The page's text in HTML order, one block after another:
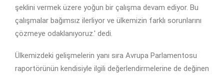
şeklini vermek üzere yoğun bir çalışma devam ediyor. Bu
çalışmalar bağımsız ilerliyor ve ülkemizin farklı sorunlarını
çözmeye odaklanıyoruz.' dedi.
Ülkemizdeki gelişmelerin yanı sıra Avrupa Parlamentosu
raportörünün kendisiyle ilgili değerlendirmelerine de değinen